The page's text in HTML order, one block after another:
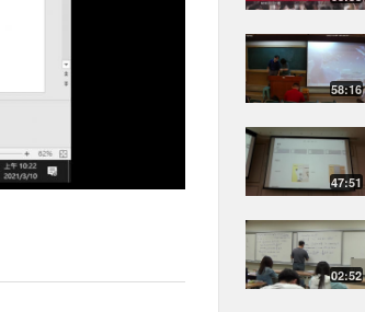
58:16
47:51
02:52